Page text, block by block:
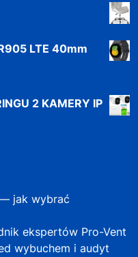
LTE 40mm
2 KAMERY IP
jak wybrać
ekspertów Pro-Vent
wybuchem i audyt